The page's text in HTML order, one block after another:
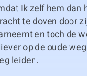
Ik zelf hem
te doven door
en toch de
op de oude
leiden.